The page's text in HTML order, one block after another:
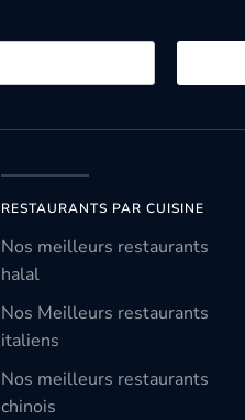
RESTAURANTS PAR CUISINE
Nos meilleurs restaurants
halal
Nos Meilleurs restaurants
italiens
Nos meilleurs restaurants
chinois